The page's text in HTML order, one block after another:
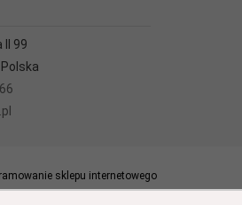
II 99
Polska
sklepu internetowego